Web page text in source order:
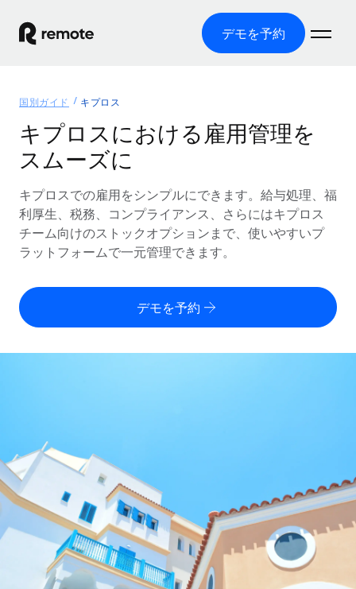
デモを予約
グローバル雇用
グローバル給与処理
コンプライアンス対応の給与処理を手軽に
Employer of Record（EOR）
グローバル展開をコストをかけずに実現
Contractor of Record
世界中の契約社員と法令を遵守して契約
インフラ
Remote統合
人事機能をワークフローにシームレスに統合する
プラットフォーム
チームのための人事の基本機能を内蔵
ソリューション
各国の制度に対応
国別ガイド
/国別のグローバル雇用支援を検索する
Remoteを他社と比較
リューション
ミッドマーケット
カスタマイズされた人事ソリューションでチームを拡大する
企業
大企業向けのグローバルHR
リソース
ツールと計算ツール
従業員コスト計算ツール
REMOTEで学習
リサーチおよびガイド
活用事例
HR用語集
チェックリストおよびテンプレート
価格
English
Deutsch
Español
Italiano
Português (Portugal)
国別ガイド キプロス
キプロスにおける雇用管理を
スムーズに
キプロスでの雇用をシンプルにできます。給与処理、福
利厚生、税務、コンプライアンス、さらにはキプロス
チーム向けのストックオプションまで、使いやすいプ
ラットフォームで一元管理できます。
デモを予約